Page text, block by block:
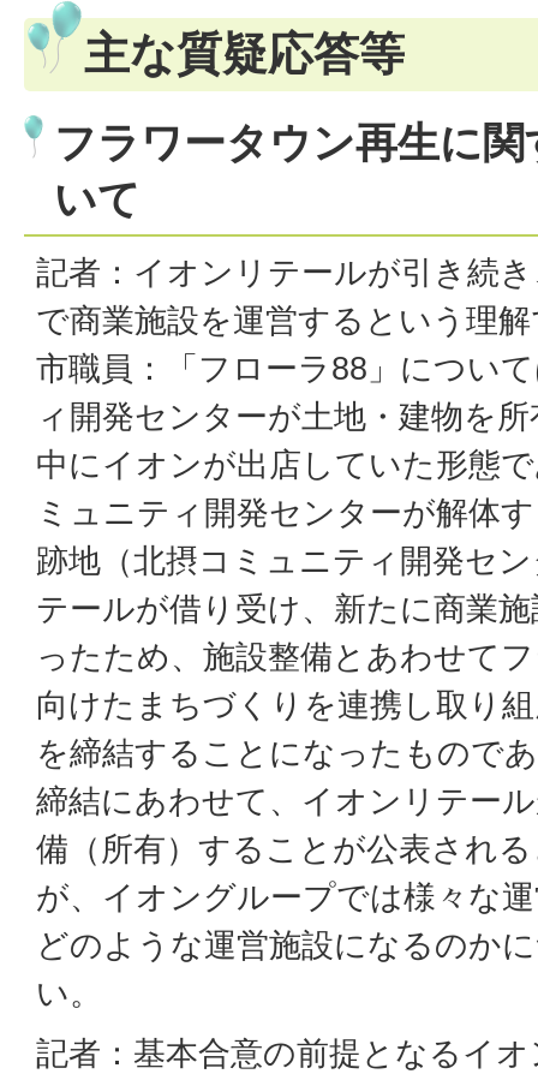
主な質疑応答等
フラワータウン再生に
いて
記者：イオンリテールが引き続
で商業施設を運営するという理
市職員：「フローラ88」につい
ィ開発センターが土地・建物を
中にイオンが出店していた形態
ミュニティ開発センターが解体
跡地（北摂コミュニティ開発セ
テールが借り受け、新たに商業
ったため、施設整備とあわせて
向けたまちづくりを連携し取り
を締結することになったもので
締結にあわせて、イオンリテー
備（所有）することが公表され
が、イオングループでは様々な
どのような運営施設になるのか
い。
記者：基本合意の前提となるイ